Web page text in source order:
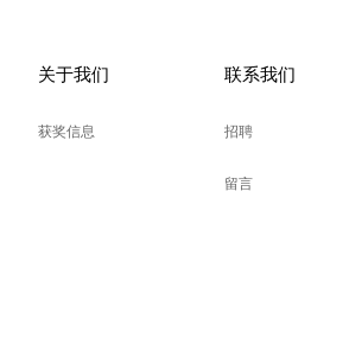
关于我们
获奖信息
联系我们
招聘
留言